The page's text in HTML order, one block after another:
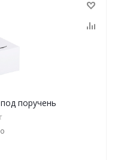
поручень